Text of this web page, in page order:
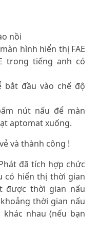
nồi
hình hiển thị FAE
trong tiếng anh có
bắt đầu vào chế độ
nút nấu để màn
aptomat xuống.
và thành công !
đã tích hợp chức
có hiển thị thời gian
được thời gian nấu
thời gian nấu
nhau (nếu bạn